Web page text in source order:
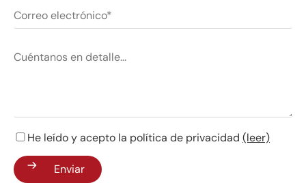
He leído y acepto la política de privacidad (leer)
Enviar